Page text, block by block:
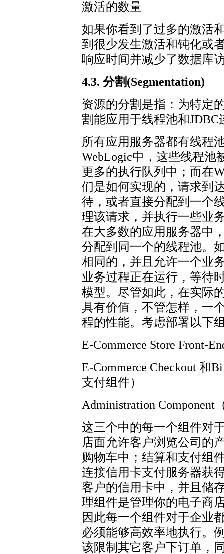
激活的数量
如果你看到了过多的激活
到很少发生激活和钝化或
响应时间并减少了数据库
4.3. 分割(Segmentation)
资源的分割是指：为特定
割能应用于线程池和JDBC
所有应用服务器都有线程
WebLogic中，这些线程池
更多的执行队列中；而在
们是如何实现的，请求到
待，或者直接分配到一个
理该请求，并执行一些业
在大多数的应用服务器中
分配到同一个的线程池。
相同的，并且允许一个业
业务过程正在运行，等待
模型。尽管如此，在实际
具有价值，不管怎样，一
程的性能。考虑部署以下
E-Commerce Store Front-
E-Commerce Checkout 和
支付组件）
Administration Component
这三个中的每一个组件对
店面允许客户浏览公司的
购物车中；结算和支付组
连接信用卡支付服务器获
客户的信用卡中，并且储
理组件是管理你的电子商
因此每一个组件对于企业
必须能够高效率地执行。
该限制其它客户下订单，